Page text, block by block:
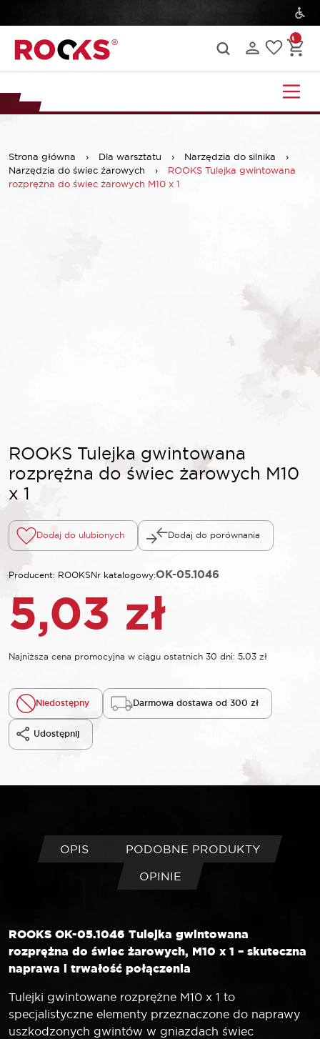
Strona główna › Dla warsztatu › Narzędzia do silnika
›
Narzędzia do świec żarowych
›
ROOKS Tulejka gwintowana
rozprężna do świec żarowych M10 x 1
ROOKS Tulejka gwintowana
rozprężna do świec żarowych M10
x 1
Dodaj do ulubionych Dodaj do porównania
Producent: ROOKSNr katalogowy:OK-05.1046
5,03 zł
Najniższa cena promocyjna w ciągu ostatnich 30 dni: 5,03 zł
Niedostępny Darmowa dostawa od 300 zł
Udostępnij
OPIS
PODOBNE PRODUKTY
OPINIE
ROOKS OK-05.1046 Tulejka gwintowana
rozprężna do świec żarowych, M10 x 1 – skuteczna
naprawa i trwałość połączenia
Tulejki gwintowane rozprężne M10 x 1 to
specjalistyczne elementy przeznaczone do naprawy
uszkodzonych gwintów w gniazdach świec